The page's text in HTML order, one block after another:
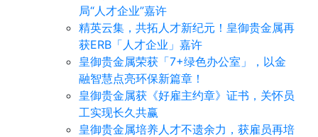
局“人才企业”嘉许
精英云集，共拓人才新纪元！皇御贵金属再
获ERB「人才企业」嘉许
皇御贵金属荣获「7+绿色办公室」，以金
融智慧点亮环保新篇章！
皇御贵金属获《好雇主约章》证书，关怀员
工实现长久共赢
皇御贵金属培养人才不遗余力，获雇员再培